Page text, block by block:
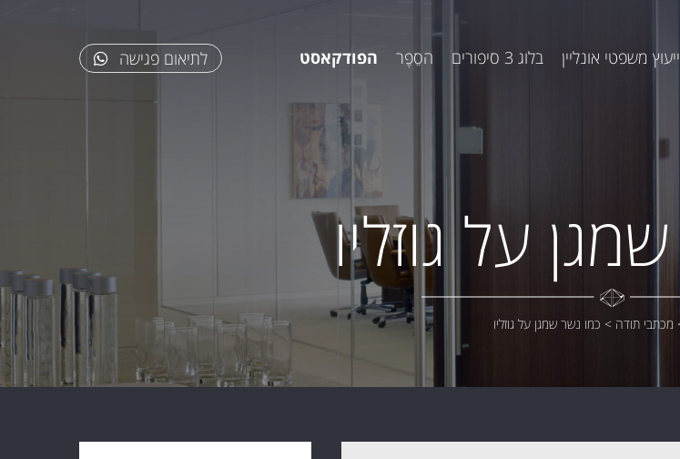
ייעוץ משפטי אונליין בלוג 3 סיפורים הסֵפֶר הפודקאסט לתיאום פגישה
על גוזליו
מכתבי תודה > כמו נשר שמגן על גוזליו